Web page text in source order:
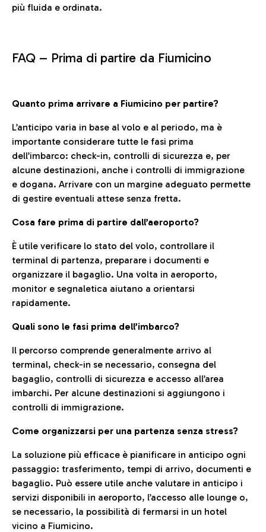
più fluida e ordinata.
FAQ – Prima di partire da Fiumicino
Quanto prima arrivare a Fiumicino per partire?
L’anticipo varia in base al volo e al periodo, ma è
importante considerare tutte le fasi prima
dell’imbarco: check-in, controlli di sicurezza e, per
alcune destinazioni, anche i controlli di immigrazione
e dogana. Arrivare con un margine adeguato permette
di gestire eventuali attese senza fretta.
Cosa fare prima di partire dall’aeroporto?
È utile verificare lo stato del volo, controllare il
terminal di partenza, preparare i documenti e
organizzare il bagaglio. Una volta in aeroporto,
monitor e segnaletica aiutano a orientarsi
rapidamente.
Quali sono le fasi prima dell’imbarco?
Il percorso comprende generalmente arrivo al
terminal, check-in se necessario, consegna del
bagaglio, controlli di sicurezza e accesso all’area
imbarchi. Per alcune destinazioni si aggiungono i
controlli di immigrazione.
Come organizzarsi per una partenza senza stress?
La soluzione più efficace è pianificare in anticipo ogni
passaggio: trasferimento, tempi di arrivo, documenti e
bagaglio. Può essere utile anche valutare in anticipo i
servizi disponibili in aeroporto, l’accesso alle lounge o,
se necessario, la possibilità di fermarsi in un hotel
vicino a Fiumicino.